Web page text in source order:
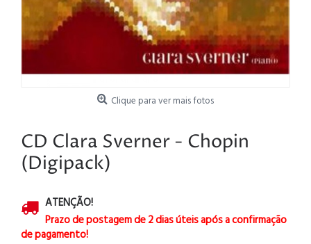
Clique para ver mais fotos
CD Clara Sverner - Chopin
(Digipack)
ATENÇÃO!
Prazo de postagem de 2 dias úteis após a confirmação
de pagamento!